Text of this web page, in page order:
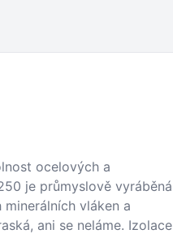
ocelových a
je průmyslově vyráběná
vláken a
ani se neláme. Izolace